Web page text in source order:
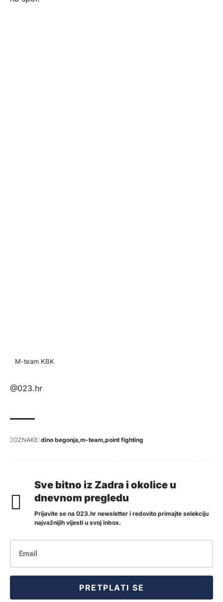
M-team KBK
@023.hr
OZNAKE: dino begonja m-team point fighting
Sve bitno iz Zadra i okolice u
dnevnom pregledu
Prijavite se na 023.hr newsletter i redovito primajte selekciju
najvažnijih vijesti u svoj inbox.
PRETPLATI SE